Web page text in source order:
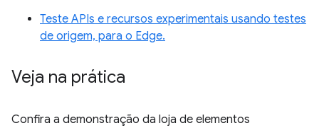
Teste APIs e recursos experimentais usando testes
de origem, para o Edge.
Veja na prática
Confira a demonstração da loja de elementos